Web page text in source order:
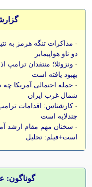
- مذاکرات تنگه هرمز به
دو ناو هواپیمابر
- ونزوئلا؛ منتقدان
بهبود یافته است
- حمله احتمالی آمریکا
شمال غرب ایران
- کارشناس: اقدامات
چندلایه است
- سخنان مهم مقام ارشد
است+فیلم: تحلیل
گوناگون: